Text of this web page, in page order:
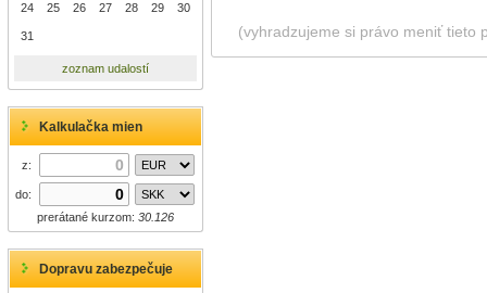
24 25 26 27 28 29 30
31
zoznam udalostí
Kalkulačka mien
z:
do:
prerátané kurzom: 30.126
Dopravu zabezpečuje
(vyhradzujeme si právo meniť tieto